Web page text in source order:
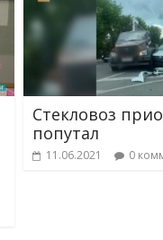
Стекловоз
попутал
11.06.2021 0